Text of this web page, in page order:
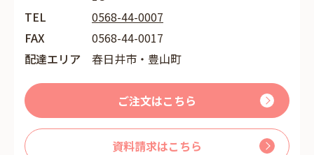
TEL
0568-44-0007
FAX
0568-44-0017
配達エリア
春日井市・豊山町
ご注文はこちら
資料請求はこちら